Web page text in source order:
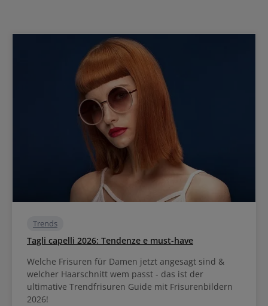
Trends
Tagli capelli 2026: Tendenze e must-have
Welche Frisuren für Damen jetzt angesagt sind &
welcher Haarschnitt wem passt - das ist der
ultimative Trendfrisuren Guide mit Frisurenbildern
2026!